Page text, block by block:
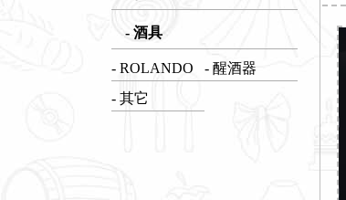
- 酒具
- ROLANDO
- 醒酒器
- 其它